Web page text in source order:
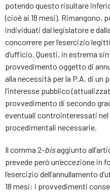
potendo questo risultare
(cioè ai 18 mesi). Rimangono,
individuati dal legislatore e
concorrere per l’esercizio
d’ufficio. Questi, in estrema
provvedimento oggetto di
alla necessità per la P.A. di
l’interesse pubblico
provvedimento di secondo
eventuali controinteressati
procedimentali necessarie.
Il comma 2-bisaggiunto
prevede però un’eccezione in
l’esercizio dell’annullamento
18 mesi: i provvedimenti